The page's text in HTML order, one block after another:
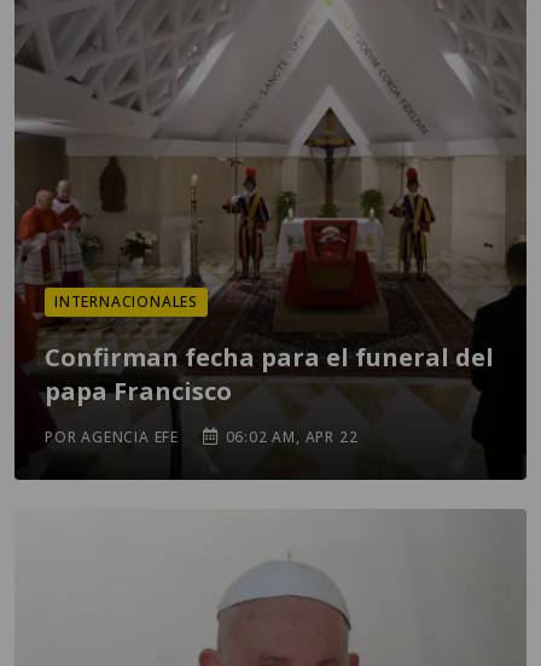
INTERNACIONALES
Confirman fecha para el funeral del
papa Francisco
POR AGENCIA EFE 06:02 AM, APR 22